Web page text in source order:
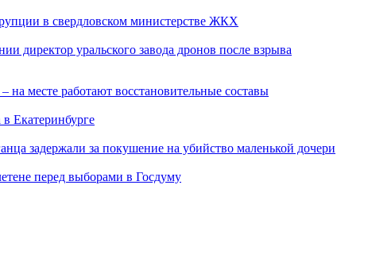
в свердловском министерстве ЖКХ
директор уральского завода дронов после взрыва
на месте работают восстановительные составы
Екатеринбурге
задержали за покушение на убийство маленькой дочери
перед выборами в Госдуму